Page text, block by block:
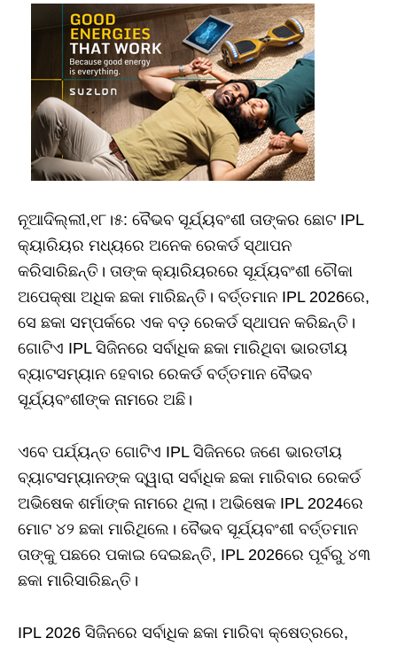
ନୂଆଦିଲ୍ଲୀ,୧୮।୫: ବୈଭବ ସୂର୍ଯ୍ୟବଂଶୀ ତାଙ୍କର ଛୋଟ IPL
କ୍ୟାରିୟର ମଧ୍ୟରେ ଅନେକ ରେକର୍ଡ ସ୍ଥାପନ
କରିସାରିଛନ୍ତି। ତାଙ୍କ କ୍ୟାରିୟରରେ ସୂର୍ଯ୍ୟବଂଶୀ ଚୌକା
ଅପେକ୍ଷା ଅଧିକ ଛକା ମାରିଛନ୍ତି। ବର୍ତ୍ତମାନ IPL 2026ରେ,
ସେ ଛକା ସମ୍ପର୍କରେ ଏକ ବଡ଼ ରେକର୍ଡ ସ୍ଥାପନ କରିଛନ୍ତି।
ଗୋଟିଏ IPL ସିଜିନରେ ସର୍ବାଧିକ ଛକା ମାରିଥିବା ଭାରତୀୟ
ବ୍ୟାଟସମ୍ୟାନ ହେବାର ରେକର୍ଡ ବର୍ତ୍ତମାନ ବୈଭବ
ସୂର୍ଯ୍ୟବଂଶୀଙ୍କ ନାମରେ ଅଛି।
ଏବେ ପର୍ଯ୍ୟନ୍ତ ଗୋଟିଏ IPL ସିଜିନରେ ଜଣେ ଭାରତୀୟ
ବ୍ୟାଟସମ୍ୟାନଙ୍କ ଦ୍ୱାରା ସର୍ବାଧିକ ଛକା ମାରିବାର ରେକର୍ଡ
ଅଭିଷେକ ଶର୍ମାଙ୍କ ନାମରେ ଥିଲା। ଅଭିଷେକ IPL 2024ରେ
ମୋଟ ୪୨ ଛକା ମାରିଥିଲେ। ବୈଭବ ସୂର୍ଯ୍ୟବଂଶୀ ବର୍ତ୍ତମାନ
ତାଙ୍କୁ ପଛରେ ପକାଇ ଦେଇଛନ୍ତି, IPL 2026ରେ ପୂର୍ବରୁ ୪୩
ଛକା ମାରିସାରିଛନ୍ତି।
IPL 2026 ସିଜିନରେ ସର୍ବାଧିକ ଛକା ମାରିବା କ୍ଷେତ୍ରରେ,